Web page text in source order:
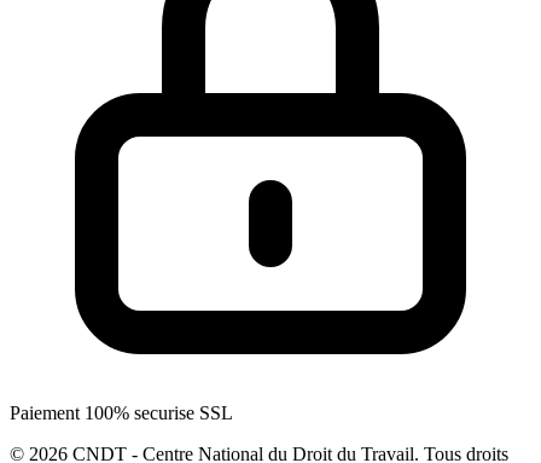
Paiement 100% securise SSL
© 2026 CNDT - Centre National du Droit du Travail. Tous droits